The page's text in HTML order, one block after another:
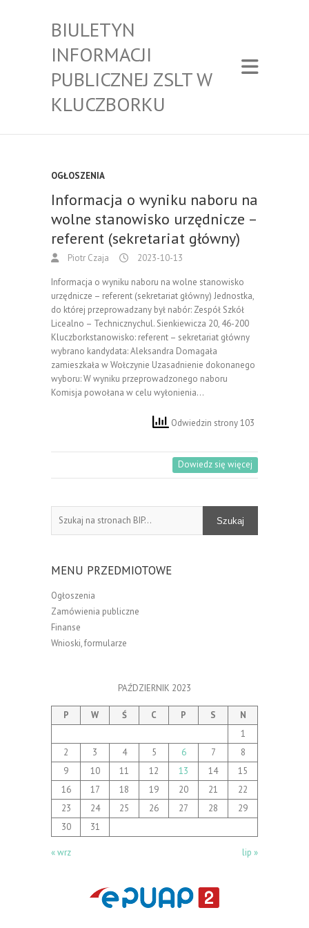
BIULETYN
INFORMACJI
PUBLICZNEJ ZSLT W
KLUCZBORKU
OGŁOSZENIA
Informacja o wyniku naboru na
wolne stanowisko urzędnicze –
referent (sekretariat główny)
Piotr Czaja 2023-10-13
Informacja o wyniku naboru na wolne stanowisko
urzędnicze – referent (sekretariat główny) Jednostka,
do której przeprowadzany był nabór: Zespół Szkół
Licealno – Technicznychul. Sienkiewicza 20, 46-200
Kluczborkstanowisko: referent – sekretariat główny
wybrano kandydata: Aleksandra Domagała
zamieszkała w Wołczynie Uzasadnienie dokonanego
wyboru: W wyniku przeprowadzonego naboru
Komisja powołana w celu wyłonienia…
Odwiedzin strony 103
Dowiedz się więcej
Szukaj
MENU PRZEDMIOTOWE
Ogłoszenia
Zamówienia publiczne
Finanse
Wnioski, formularze
PAŹDZIERNIK 2023
P W Ś C P S
N
1
2
3 4 5 6 7
8
9
10 11 12 13 14
15
16
17 18 19 20 21
22
23
24 25 26 27 28
29
30
31
« wrz lip »